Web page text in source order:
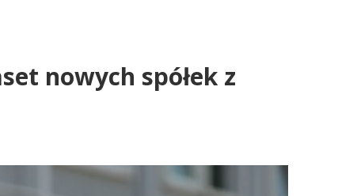
nowych spółek z